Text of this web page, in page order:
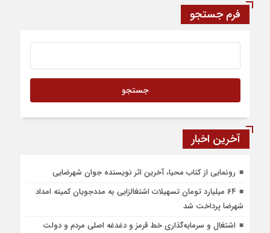
فرم جستجو
آخرین اخبار
رونمایی از کتاب محیا، آخرین اثر نویسنده جوان شهرضایی
۶۴ میلیارد تومان تسهیلات اشتغالزایی به مددجویان کمیته امداد
شهرضا پرداخت شد
اشتغال و سرمایه‌گذاری خط قرمز و دغدغه اصلی مردم و دولت